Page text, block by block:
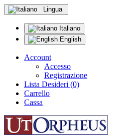
Lingua
Italiano
English
Account
Accesso
Registrazione
Lista Desideri (0)
Carrello
Cassa